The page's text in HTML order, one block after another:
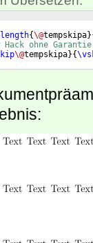
{\@tempskipa}
ohne
\@tempskipa}{